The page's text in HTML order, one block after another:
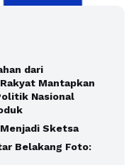
dari
Mantapkan
Nasional
Sketsa
Belakang Foto: